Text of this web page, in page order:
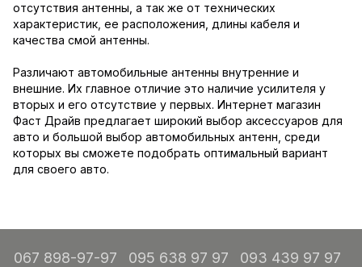
отсутствия антенны, а так же от технических
характеристик, ее расположения, длины кабеля и
качества смой антенны.
Различают автомобильные антенны внутренние и
внешние. Их главное отличие это наличие усилителя у
вторых и его отсутствие у первых. Интернет магазин
Фаст Драйв предлагает широкий выбор аксессуаров для
авто и большой выбор автомобильных антенн, среди
которых вы сможете подобрать оптимальный вариант
для своего авто.
067 898-97-97 095 638 97 97 093 439 97 97